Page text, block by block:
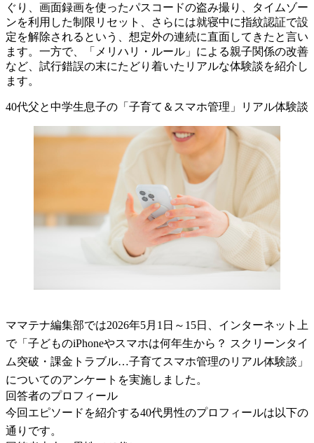
ぐり、画面録画を使ったパスコードの盗み撮り、タイムゾー
ンを利用した制限リセット、さらには就寝中に指紋認証で設
定を解除されるという、想定外の連続に直面してきたと言い
ます。一方で、「メリハリ・ルール」による親子関係の改善
など、試行錯誤の末にたどり着いたリアルな体験談を紹介し
ます。
40代父と中学生息子の「子育て＆スマホ管理」リアル体験談
ママテナ編集部では2026年5月1日～15日、インターネット上
で「子どものiPhoneやスマホは何年生から？ スクリーンタイ
ム突破・課金トラブル…子育てスマホ管理のリアル体験談」
についてのアンケートを実施しました。
回答者のプロフィール
今回エピソードを紹介する40代男性のプロフィールは以下の
通りです。